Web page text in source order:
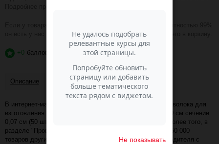
он есть у нас на складе и вы можете смело добавлять его в корзину.
+0 баллов
Описание Отзывы
В интернет-магазине Пасма-Шоп, вы можете купить Проволока для
изготовления искусственных цветов "Зелёная" длина 40 см сечение
0,07 см (50 шт.) (артикул - 2985158) по отличной цене. Более того, в
разделе "Проволока для творчества" имеется порядка 50 000
товаров других коллекций и расцветок этого же производителя с
Не показывать